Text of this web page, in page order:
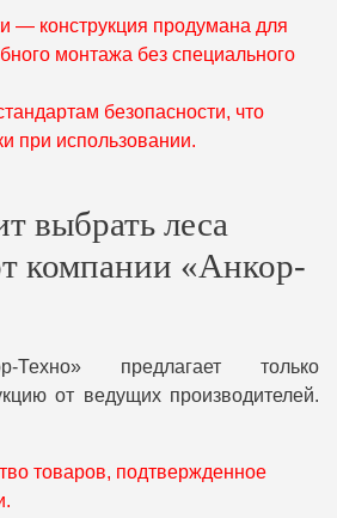
— конструкция продумана для
монтажа без специального
безопасности, что
при использовании.
выбрать леса
компании «Анкор-
Техно» предлагает только
от ведущих производителей.
товаров, подтвержденное